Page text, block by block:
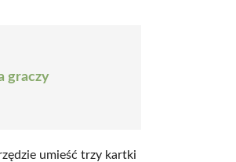
graczy
umieść trzy kartki